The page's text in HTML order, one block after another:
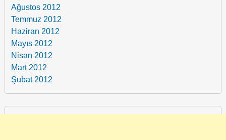
Ağustos 2012
Temmuz 2012
Haziran 2012
Mayıs 2012
Nisan 2012
Mart 2012
Şubat 2012